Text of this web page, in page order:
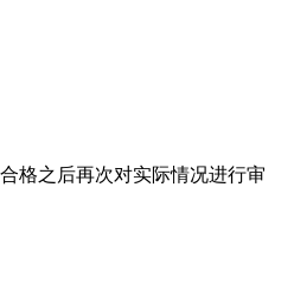
格之后再次对实际情况进行审